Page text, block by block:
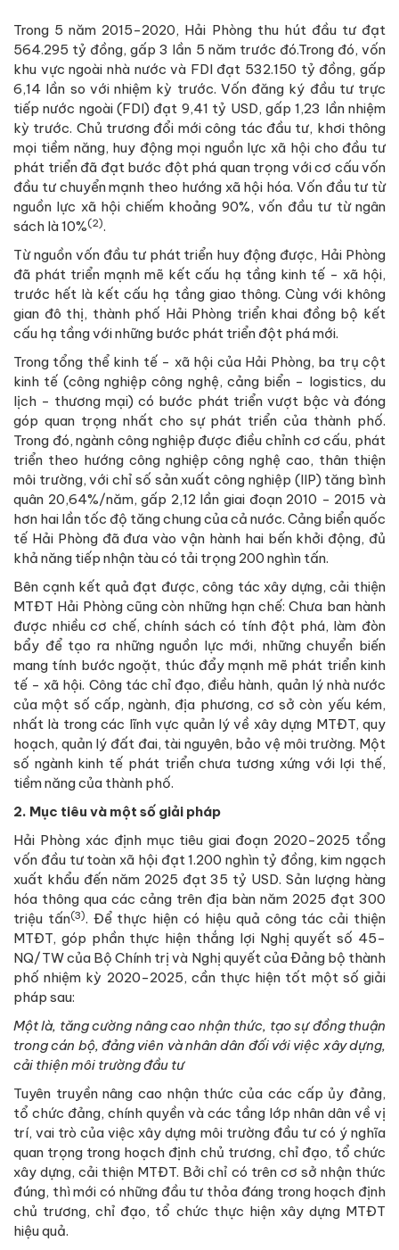
Trong 5 năm 2015-2020, Hải Phòng thu hút đầu tư đạt
564.295 tỷ đồng, gấp 3 lần 5 năm trước đó.Trong đó, vốn
khu vực ngoài nhà nước và FDI đạt 532.150 tỷ đồng, gấp
6,14 lần so với nhiệm kỳ trước. Vốn đăng ký đầu tư trực
tiếp nước ngoài (FDI) đạt 9,41 tỷ USD, gấp 1,23 lần nhiệm
kỳ trước. Chủ trương đổi mới công tác đầu tư, khơi thông
mọi tiềm năng, huy động mọi nguồn lực xã hội cho đầu tư
phát triển đã đạt bước đột phá quan trọng với cơ cấu vốn
đầu tư chuyển mạnh theo hướng xã hội hóa. Vốn đầu tư từ
nguồn lực xã hội chiếm khoảng 90%, vốn đầu tư từ ngân
sách là 10%(2).
Từ nguồn vốn đầu tư phát triển huy động được, Hải Phòng
đã phát triển mạnh mẽ kết cấu hạ tầng kinh tế - xã hội,
trước hết là kết cấu hạ tầng giao thông. Cùng với không
gian đô thị, thành phố Hải Phòng triển khai đồng bộ kết
cấu hạ tầng với những bước phát triển đột phá mới.
Trong tổng thể kinh tế - xã hội của Hải Phòng, ba trụ cột
kinh tế (công nghiệp công nghệ, cảng biển - logistics, du
lịch - thương mại) có bước phát triển vượt bậc và đóng
góp quan trọng nhất cho sự phát triển của thành phố.
Trong đó, ngành công nghiệp được điều chỉnh cơ cấu, phát
triển theo hướng công nghiệp công nghệ cao, thân thiện
môi trường, với chỉ số sản xuất công nghiệp (IIP) tăng bình
quân 20,64%/năm, gấp 2,12 lần giai đoạn 2010 - 2015 và
hơn hai lần tốc độ tăng chung của cả nước. Cảng biển quốc
tế Hải Phòng đã đưa vào vận hành hai bến khởi động, đủ
khả năng tiếp nhận tàu có tải trọng 200 nghìn tấn.
Bên cạnh kết quả đạt được, công tác xây dựng, cải thiện
MTĐT Hải Phòng cũng còn những hạn chế: Chưa ban hành
được nhiều cơ chế, chính sách có tính đột phá, làm đòn
bẩy để tạo ra những nguồn lực mới, những chuyển biến
mang tính bước ngoặt, thúc đẩy mạnh mẽ phát triển kinh
tế - xã hội. Công tác chỉ đạo, điều hành, quản lý nhà nước
của một số cấp, ngành, địa phương, cơ sở còn yếu kém,
nhất là trong các lĩnh vực quản lý về xây dựng MTĐT, quy
hoạch, quản lý đất đai, tài nguyên, bảo vệ môi trường. Một
số ngành kinh tế phát triển chưa tương xứng với lợi thế,
tiềm năng của thành phố.
2. Mục tiêu và một số giải pháp
Hải Phòng xác định mục tiêu giai đoạn 2020-2025 tổng
vốn đầu tư toàn xã hội đạt 1.200 nghìn tỷ đồng, kim ngạch
xuất khẩu đến năm 2025 đạt 35 tỷ USD. Sản lượng hàng
hóa thông qua các cảng trên địa bàn năm 2025 đạt 300
triệu tấn(3). Để thực hiện có hiệu quả công tác cải thiện
MTĐT, góp phần thực hiện thắng lợi Nghị quyết số 45-
NQ/TW của Bộ Chính trị và Nghị quyết của Đảng bộ thành
phố nhiệm kỳ 2020-2025, cần thực hiện tốt một số giải
pháp sau:
Một là, tăng cường nâng cao nhận thức, tạo sự đồng thuận
trong cán bộ, đảng viên và nhân dân đối với việc xây dựng,
cải thiện môi trường đầu tư
Tuyên truyền nâng cao nhận thức của các cấp ủy đảng,
tổ chức đảng, chính quyền và các tầng lớp nhân dân về vị
trí, vai trò của việc xây dựng môi trường đầu tư có ý nghĩa
quan trọng trong hoạch định chủ trương, chỉ đạo, tổ chức
xây dựng, cải thiện MTĐT. Bởi chỉ có trên cơ sở nhận thức
đúng, thì mới có những đầu tư thỏa đáng trong hoạch định
chủ trương, chỉ đạo, tổ chức thực hiện xây dựng MTĐT
hiệu quả.